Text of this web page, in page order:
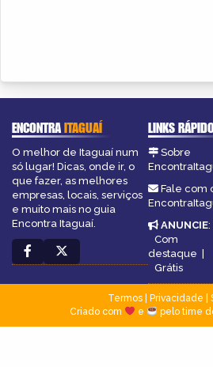
ENCONTRAITAGUAÍ
O melhor de Itaguaí num
só lugar! Dicas, onde ir, o
que fazer, as melhores
empresas, locais, serviços
e muito mais no guia
Encontra Itaguaí.
LINKS
Sobre
Fale com
ANUNCIE:
Com
destaque |
Grátis
Termos| Privacidade
Criado com
e pelo time